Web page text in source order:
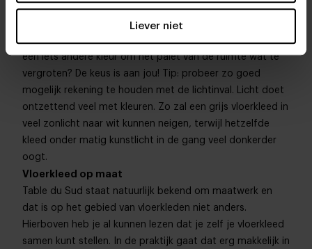
Liever niet
overwonnen! De kleuren van de rest van het interieur
spelen daarnaast ook een grote rol. Laat je die kleuren
terugkomen in je nieuwe vloerkleed, of kies je juist voor
een iets andere kleur om het palet van de ruimte wat te
vergroten? De keus is aan jou! Tip: probeer zo goed
mogelijk rekening te houden met de lichtinval. Licht doet
ontzettend veel met kleuren. Zo zal een grijs vloerkleed in
veel zonlicht naar wit kunnen neigen, terwijl hetzelfde
kleed onder matig kunstlicht in de gang veel donkerder
oogt.
Vloerkleed op maat
Table du Sud staat natuurlijk bekend om maatwerk en
dat is op het gebied van vloerkleden niet anders.
Hierboven heb je al kunnen lezen dat je zelf je vloerkleed
samen kunt stellen. In de praktijk gaat dat erg makkelijk in